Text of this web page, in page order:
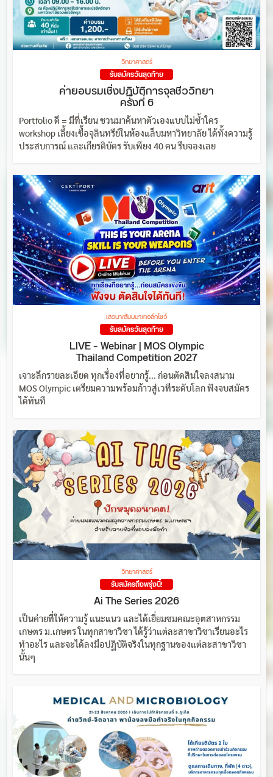
วิทยาศาสตร์
รับสมัครวันสุดท้าย
ค่ายอบรมเชิ่งปฏิบัติการจุลชีววิทยา
ครั้งที่ 6
Portfolio ดี = มีที่เรียน ชวนมาค้นหาตัวเองแบบไม่ซ้ำใคร
workshop เลี้ยงเชื้อจุลินทรีย์ในห้องแล็บมหาวิทยาลัย ได้ทั้งความรู้
ประสบการณ์ และเกียรติบัตร รับเพียง 40 คน รีบจองเลย
เสวนา/สัมมนา/ทอล์กโชว์
รับสมัครวันสุดท้าย
LIVE – Webinar | MOS Olympic
Thailand Competition 2027
เจาะลึกรายละเอียด ทุกเรื่องที่อยากรู้... ก่อนตัดสินใจลงสนาม
MOS Olympic เตรียมความพร้อมก้าวสู่เวทีระดับโลก ฟังจบสมัคร
ได้ทันที
วิทยาศาสตร์
รับสมัครถึงพรุ่งนี้!
Ai The Series 2026
เป็นค่ายที่ให้ความรู้ แนะแนว และได้เยี่ยมชมคณะอุตสาหกรรม
เกษตร ม.เกษตร ในทุกสาขาวิชา ได้รู้ว่าแต่ละสาขาวิชาเรียนอะไร
ทำอะไร และจะได้ลงมือปฏิบัติจริงในทุกฐานของแต่ละสาขาวิชา
นั้นๆ